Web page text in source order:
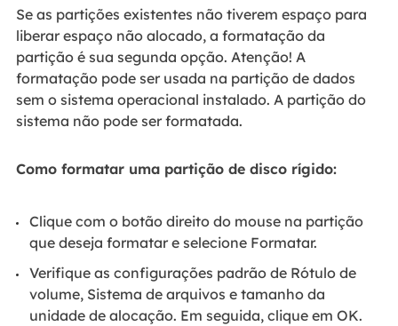
Se as partições existentes não tiverem espaço para
liberar espaço não alocado, a formatação da
partição é sua segunda opção. Atenção! A
formatação pode ser usada na partição de dados
sem o sistema operacional instalado. A partição do
sistema não pode ser formatada.
Como formatar uma partição de disco rígido:
Clique com o botão direito do mouse na partição
que deseja formatar e selecione Formatar.
Verifique as configurações padrão de Rótulo de
volume, Sistema de arquivos e tamanho da
unidade de alocação. Em seguida, clique em OK.